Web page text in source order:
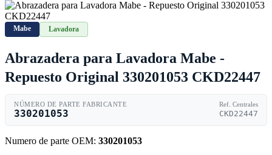
Mabe Lavadora
Abrazadera para Lavadora Mabe -
Repuesto Original 330201053 CKD22447
NÚMERO DE PARTE FABRICANTE
330201053
Ref. Centrales
CKD22447
Numero de parte OEM: 330201053